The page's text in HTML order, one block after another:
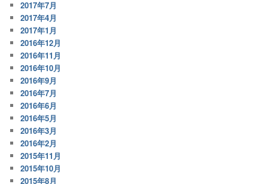
2017年7月
2017年4月
2017年1月
2016年12月
2016年11月
2016年10月
2016年9月
2016年7月
2016年6月
2016年5月
2016年3月
2016年2月
2015年11月
2015年10月
2015年8月